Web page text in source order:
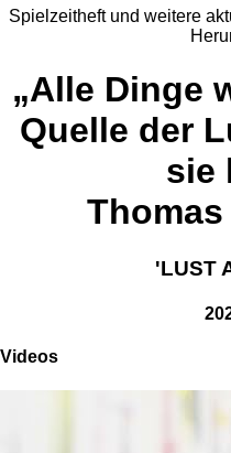
Spielzeitheft und weitere
„Alle Dinge
Quelle der
sie
'LUST
Videos